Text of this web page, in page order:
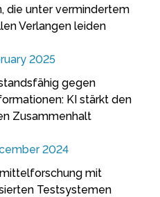
die unter vermindertem
Verlangen leiden
2025
gegen
KI stärkt den
Zusammenhalt
2024
mit
Testsystemen